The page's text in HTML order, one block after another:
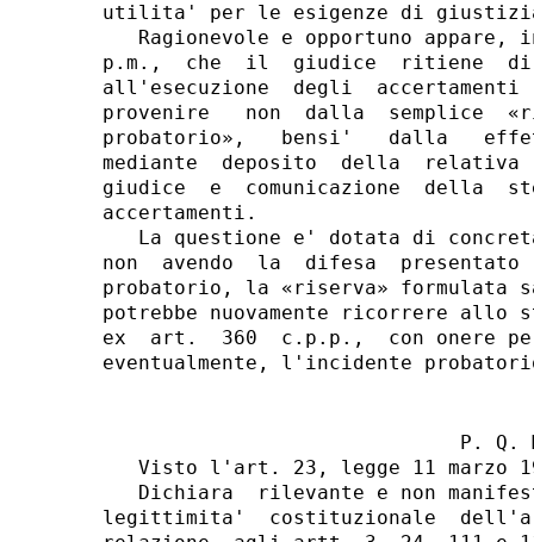
utilita' per le esigenze di
Ragionevole e opportuno appare,
p.m.,  che  il  giudice  ritiene  di
all'esecuzione  degli
provenire   non  dalla  semplice
probatorio»,   bensi'   dalla
mediante  deposito  della
giudice  e  comunicazione  della
accertamenti.
La questione e' dotata di
non  avendo  la  difesa
probatorio, la «riserva» formulata
potrebbe nuovamente ricorrere allo
ex  art.  360  c.p.p.,  con onere
P. Q.
Visto l'art. 23, legge 11 marzo
Dichiara  rilevante e non
legittimita'  costituzionale